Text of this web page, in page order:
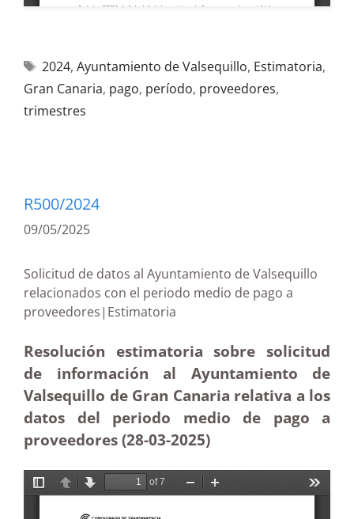
2024, Ayuntamiento de Valsequillo, Estimatoria,
Gran Canaria, pago, período, proveedores,
trimestres
R500/2024
09/05/2025
Solicitud de datos al Ayuntamiento de Valsequillo
relacionados con el periodo medio de pago a
proveedores|Estimatoria
Resolución estimatoria sobre solicitud
de información al Ayuntamiento de
Valsequillo de Gran Canaria relativa a los
datos del periodo medio de pago a
proveedores (28-03-2025)